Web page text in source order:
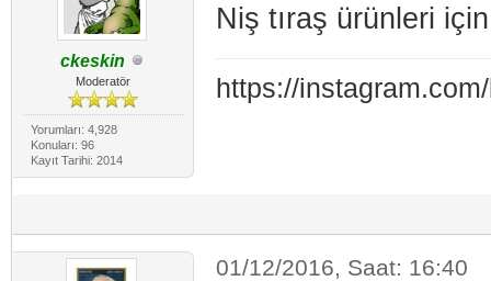
ckeskin
Moderatör
Yorumları: 4,928
Konuları: 96
Kayıt Tarihi: 2014
Niş tıraş ürünleri
https://
01/12/2016, Saat: 16:40